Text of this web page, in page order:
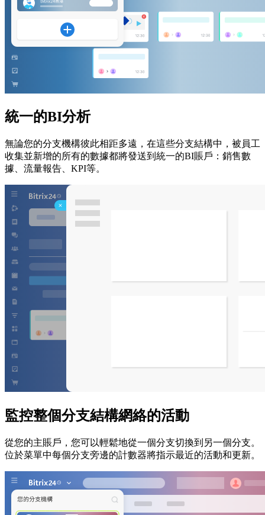
統一的BI分析
無論您的分支機構彼此相距多遠，在這些分支結構中，被員工
收集並新增的所有的數據都將發送到統一的BI賬戶：銷售數
據、流量報告、KPI等。
監控整個分支結構網絡的活動
從您的主賬戶，您可以輕鬆地從一個分支切換到另一個分支。
位於菜單中每個分支旁邊的計數器將指示最近的活動和更新。